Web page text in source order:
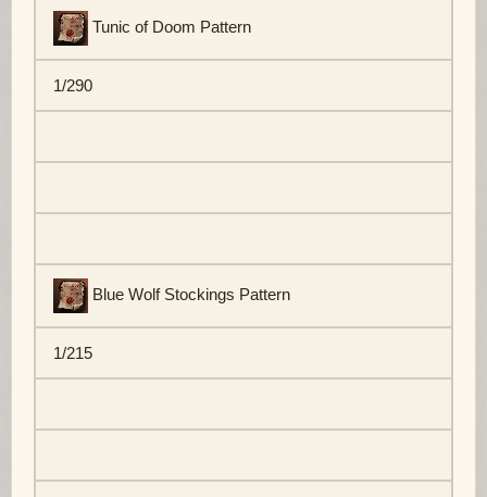
Tunic of Doom Pattern
1/290
Blue Wolf Stockings Pattern
1/215